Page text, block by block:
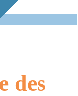
des